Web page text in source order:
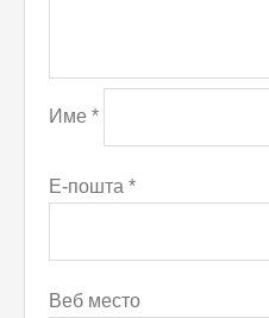
Име *
Е-пошта *
Веб место